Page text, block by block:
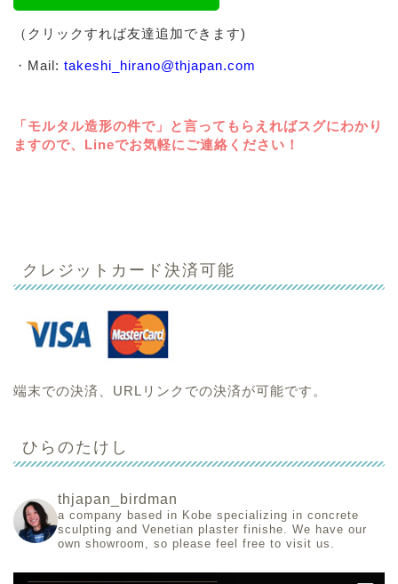
（クリックすれば友達追加できます)
・ Mail: takeshi_hirano@thjapan.com
「モルタル造形の件で」と言ってもらえればスグにわかり
ますので、Lineでお気軽にご連絡ください！
クレジットカード決済可能
端末での決済、URLリンクでの決済が可能です。
ひらのたけし
thjapan_birdman
a company based in Kobe specializing in concrete
sculpting and Venetian plaster finishe.
We have our
own showroom, so please feel free to visit us.